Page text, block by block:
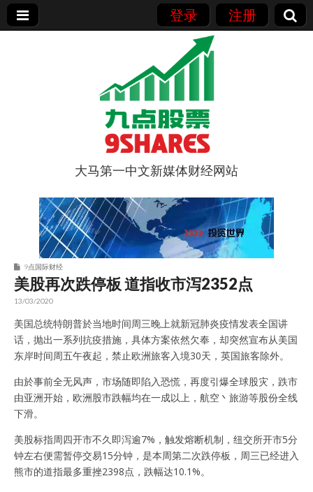
登录 注册
9点股票
大马第一中文新媒体财经网站
9点国际财经
美股再次跌停板 道指收市泻2352点
13/03/2020
美国总统特朗普於当地时间周三晚上就新冠肺炎疫情发表全国讲
话，抛出一系列抗疫措施，具体方案依然欠奉，却突然宣布从美国
东岸时间周五午夜起，禁止欧洲旅客入境30天，英国旅客除外。
由於事前全无风声，市场随即陷入恐慌，再度引爆全球股灾，跌市
由亚洲开始，欧洲股市跌幅均在一成以上，航空丶旅游等股份全线
下滑。
美股标指周四开市不久即泻逾7%，触发熔断机制，纽交所开市5分
钟左右便需暂停交易15分钟，是本周第二次跌停板，周三已经进入
熊市的道指最多重挫2398点，跌幅达10.1%。